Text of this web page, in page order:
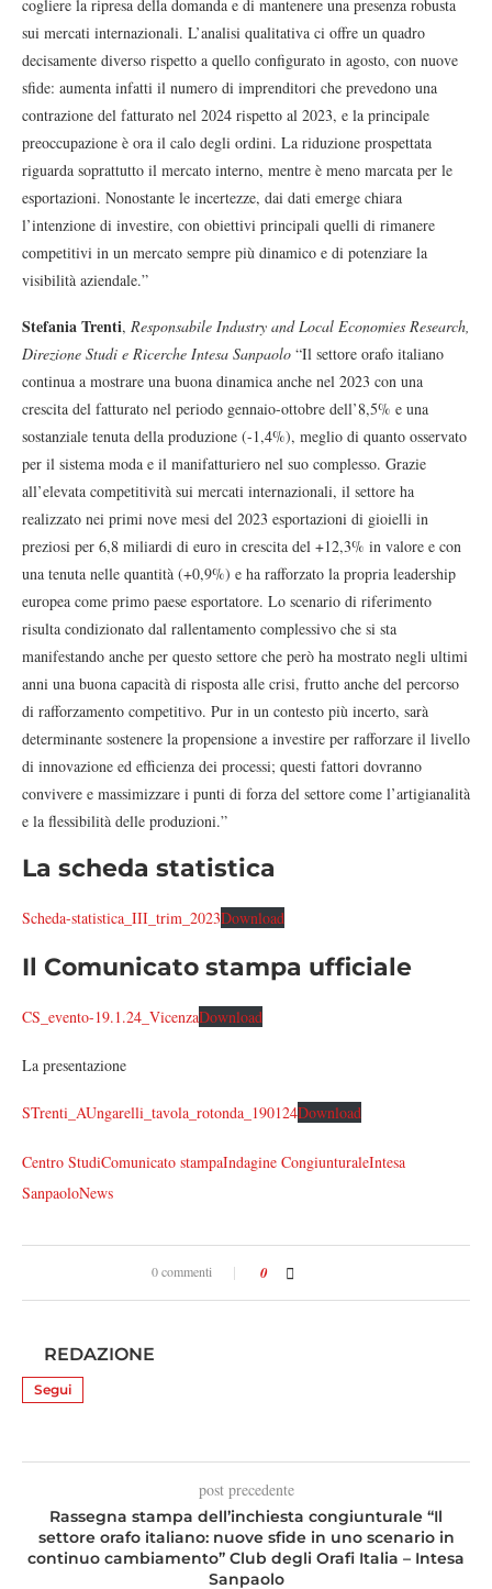
cogliere la ripresa della domanda e di mantenere una presenza robusta
sui mercati internazionali. L’analisi qualitativa ci offre un quadro
decisamente diverso rispetto a quello configurato in agosto, con nuove
sfide: aumenta infatti il numero di imprenditori che prevedono una
contrazione del fatturato nel 2024 rispetto al 2023, e la principale
preoccupazione è ora il calo degli ordini. La riduzione prospettata
riguarda soprattutto il mercato interno, mentre è meno marcata per le
esportazioni. Nonostante le incertezze, dai dati emerge chiara
l’intenzione di investire, con obiettivi principali quelli di rimanere
competitivi in un mercato sempre più dinamico e di potenziare la
visibilità aziendale.”
Stefania Trenti, Responsabile Industry and Local Economies Research,
Direzione Studi e Ricerche Intesa Sanpaolo “Il settore orafo italiano
continua a mostrare una buona dinamica anche nel 2023 con una
crescita del fatturato nel periodo gennaio-ottobre dell’8,5% e una
sostanziale tenuta della produzione (-1,4%), meglio di quanto osservato
per il sistema moda e il manifatturiero nel suo complesso. Grazie
all’elevata competitività sui mercati internazionali, il settore ha
realizzato nei primi nove mesi del 2023 esportazioni di gioielli in
preziosi per 6,8 miliardi di euro in crescita del +12,3% in valore e con
una tenuta nelle quantità (+0,9%) e ha rafforzato la propria leadership
europea come primo paese esportatore. Lo scenario di riferimento
risulta condizionato dal rallentamento complessivo che si sta
manifestando anche per questo settore che però ha mostrato negli ultimi
anni una buona capacità di risposta alle crisi, frutto anche del percorso
di rafforzamento competitivo. Pur in un contesto più incerto, sarà
determinante sostenere la propensione a investire per rafforzare il livello
di innovazione ed efficienza dei processi; questi fattori dovranno
convivere e massimizzare i punti di forza del settore come l’artigianalità
e la flessibilità delle produzioni.”
La scheda statistica
Scheda-statistica_III_trim_2023Download
Il Comunicato stampa ufficiale
CS_evento-19.1.24_VicenzaDownload
La presentazione
STrenti_AUngarelli_tavola_rotonda_190124Download
Centro StudiComunicato stampaIndagine CongiunturaleIntesa
SanpaoloNews
0 commenti 0
REDAZIONE
Segui
post precedente
Rassegna stampa dell’inchiesta congiunturale “Il
settore orafo italiano: nuove sfide in uno scenario in
continuo cambiamento” Club degli Orafi Italia – Intesa
Sanpaolo